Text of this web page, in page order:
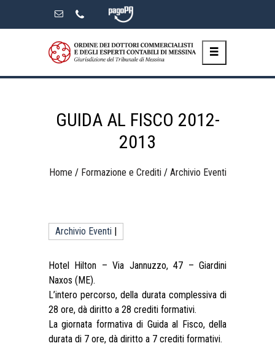
GUIDA AL FISCO 2012-
2013
Home / Formazione e Crediti / Archivio Eventi
Archivio Eventi
Hotel Hilton – Via Jannuzzo, 47 – Giardini
Naxos (ME).
L’intero percorso, della durata complessiva di
28 ore, dà diritto a 28 crediti formativi.
La giornata formativa di Guida al Fisco, della
durata di 7 ore, dà diritto a 7 crediti formativi.